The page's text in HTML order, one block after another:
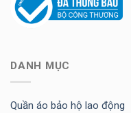
DANH MỤC
Quần áo bảo hộ lao động